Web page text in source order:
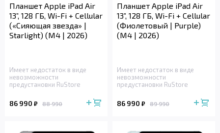
Планшет Apple iPad Air
13”, 128 ГБ, Wi-Fi + Cellular
(«Сияющая звезда» |
Starlight) (M4 | 2026)
Имеет недостаток в виде
невозможности
предустановки RuStore
86 990 ₽ 88 990
Планшет Apple iPad Air
13”, 128 ГБ, Wi-Fi + Cellular
(Фиолетовый | Purple)
(M4 | 2026)
Имеет недостаток в виде
невозможности
предустановки RuStore
86 990 ₽ 89 990